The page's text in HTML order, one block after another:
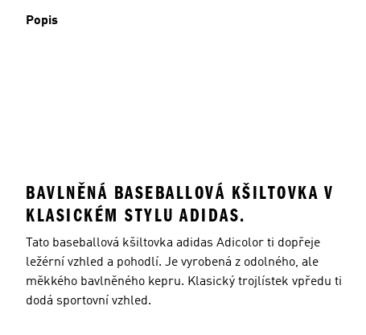
Popis
BAVLNĚNÁ BASEBALLOVÁ KŠILTOVKA V
KLASICKÉM STYLU ADIDAS.
Tato baseballová kšiltovka adidas Adicolor ti dopřeje
ležérní vzhled a pohodlí. Je vyrobená z odolného, ale
měkkého bavlněného kepru. Klasický trojlístek vpředu ti
dodá sportovní vzhled.